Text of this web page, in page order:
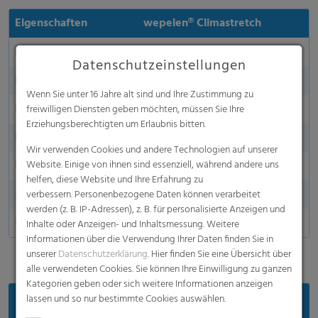
Eigenschaften
wepelen® Climastretch
Farbe
Breite in m
12,00 – 14,00 m
UV-Stabilität
Ja
Made in Germany
Lochung
25 - 1000 Löcher/m2
Vorteile
Datenschutzeinstellungen
Wenn Sie unter 16 Jahre alt sind und Ihre Zustimmung zu
freiwilligen Diensten geben möchten, müssen Sie Ihre
Erziehungsberechtigten um Erlaubnis bitten.
Wir verwenden Cookies und andere Technologien auf unserer
Website. Einige von ihnen sind essenziell, während andere uns
helfen, diese Website und Ihre Erfahrung zu
verbessern. Personenbezogene Daten können verarbeitet
werden (z. B. IP-Adressen), z. B. für personalisierte Anzeigen und
Inhalte oder Anzeigen- und Inhaltsmessung. Weitere
Informationen über die Verwendung Ihrer Daten finden Sie in
unsererDatenschutzerklärung. Hier finden Sie eine Übersicht über
alle verwendeten Cookies. Sie können Ihre Einwilligung zu ganzen
Kategorien geben oder sich weitere Informationen anzeigen
lassen und so nur bestimmte Cookies auswählen.